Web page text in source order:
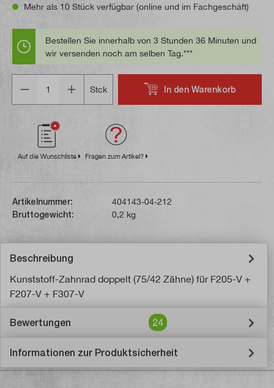
Mehr als 10 Stück verfügbar (online und im Fachgeschäft)
Bestellen Sie innerhalb von 3 Stunden 36 Minuten und
wir versenden noch am selben Tag.***
Stck
In den Warenkorb
Auf die Wunschliste Fragen zum Artikel?
Artikelnummer:
404143-04-212
Bruttogewicht:
0,2 kg
Beschreibung
Kunststoff-Zahnrad doppelt (75/42 Zähne) für F205-V +
F207-V + F307-V
Bewertungen 24
Informationen zur Produktsicherheit